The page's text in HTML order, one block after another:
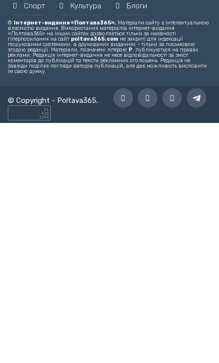
Спорт
Культура Блоги
© Інтернет-видання «Полтава365». Матеріали сайту є інтелектуальною
власністю видання. Використання матеріалів інтернет-видання
«Полтава365» на інших сайтах дозволяється тільки за наявності
гіперпосилання на сайт poltava365.com не закриті для індексації
пошуковими системами, в друкованих виданнях - тільки за письмовою
згодою редакції. Матеріали, позначені літерою Р, публікуються на правах
реклами. Редакція інтернет-видання не несе відповідальності за зміст
коментарів до публікацій та тексти рекламних оголошень. Редакція не
завжди поділяє погляди авторів публікацій, але дає можливість висловити
їм свою думку.
© Copyright - Poltava365.